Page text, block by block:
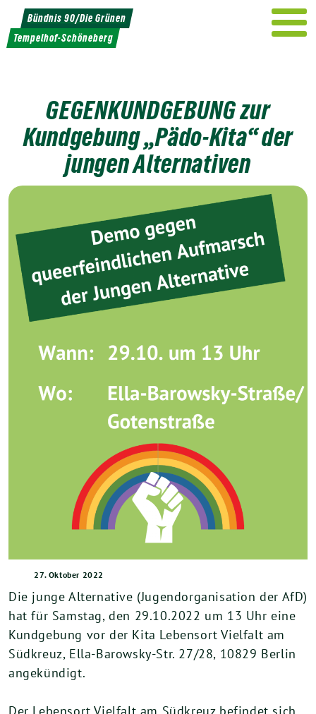
Weiter
zum
Inhalt
Bündnis 90/Die Grünen
Tempelhof-Schöneberg
GEGENKUNDGEBUNG zur
Kundgebung „Pädo-Kita“ der
jungen Alternativen
27. Oktober 2022
Die junge Alternative (Jugendorganisation der AfD)
hat für Samstag, den 29.10.2022 um 13 Uhr eine
Kundgebung vor der Kita Lebensort Vielfalt am
Südkreuz, Ella-Barowsky-Str. 27/28, 10829 Berlin
angekündigt.